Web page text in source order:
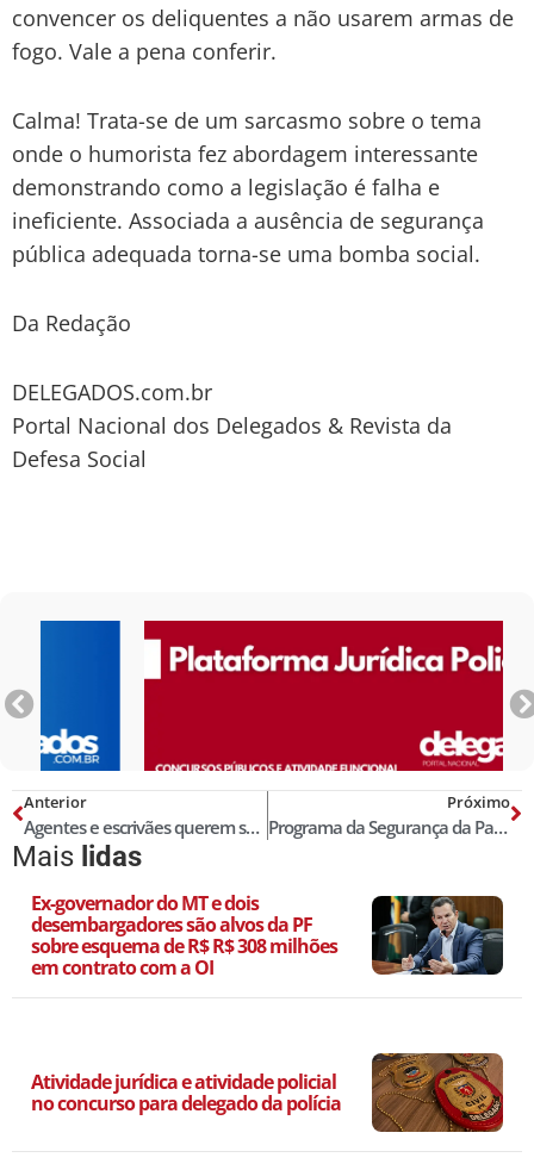
convencer os deliquentes a não usarem armas de
fogo. Vale a pena conferir.
Calma! Trata-se de um sarcasmo sobre o tema
onde o humorista fez abordagem interessante
demonstrando como a legislação é falha e
ineficiente. Associada a ausência de segurança
pública adequada torna-se uma bomba social.
Da Redação
DELEGADOS.com.br
Portal Nacional dos Delegados & Revista da
Defesa Social
Anterior
Agentes e escrivães querem ser delegados sem fazer concurso público
Próximo
Programa da Segurança da Paraíba ganha Prêmio de Excelência em São Paulo
Mais lidas
Ex-governador do MT e dois
desembargadores são alvos da PF
sobre esquema de R$ R$ 308 milhões
em contrato com a OI
Atividade jurídica e atividade policial
no concurso para delegado da polícia